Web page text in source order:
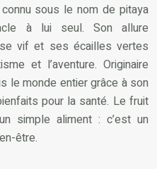
sous le nom de pitaya
à lui seul. Son allure
vif et ses écailles vertes
et l’aventure. Originaire
le monde entier grâce à son
pour la santé. Le fruit
simple aliment : c’est un
être.